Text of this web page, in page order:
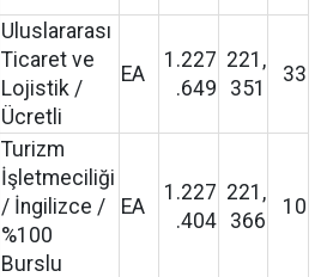
Uluslararası
Ticaret ve
Lojistik /
Ücretli
EA
1.227
.649
221,
351
33
Turizm
İşletmeciliği
/ İngilizce /
%100
Burslu
EA
1.227
.404
221,
366
10